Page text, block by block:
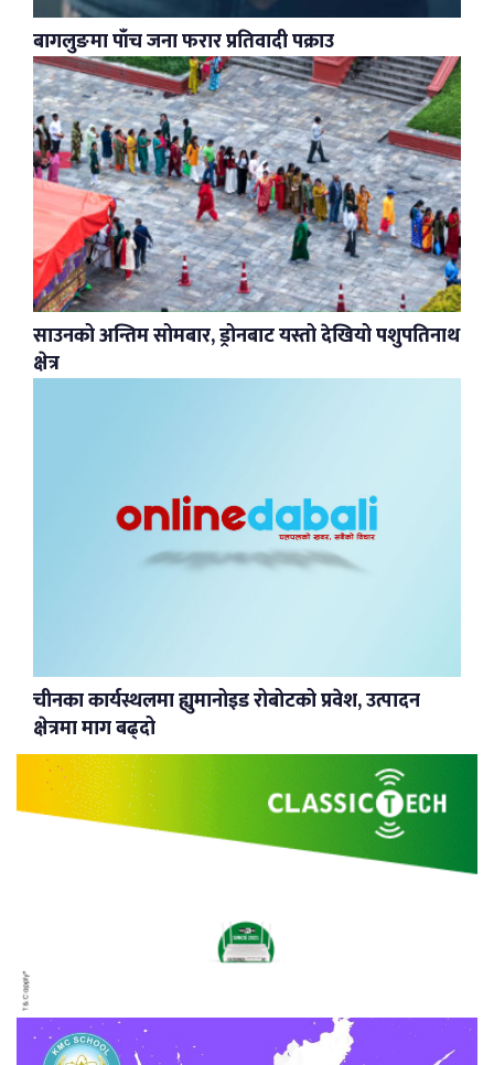
बागलुङमा पाँच जना फरार प्रतिवादी पक्राउ
साउनको अन्तिम सोमबार, ड्रोनबाट यस्तो देखियो पशुपतिनाथ
क्षेत्र
चीनका कार्यस्थलमा ह्युमानोइड रोबोटको प्रवेश, उत्पादन
क्षेत्रमा माग बढ्दो